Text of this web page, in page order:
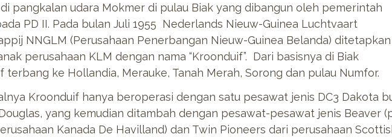
pangkalan udara Mokmer di pulau Biak yang dibangun oleh pemerintah
PD II. Pada bulan Juli 1955 Nederlands Nieuw-Guinea Luchtvaart
NNGLM (Perusahaan Penerbangan Nieuw-Guinea Belanda) ditetapkan
perusahaan KLM dengan nama “Kroonduif”. Dari basisnya di Biak
terbang ke Hollandia, Merauke, Tanah Merah, Sorong dan pulau Numfor.
Kroonduif hanya beroperasi dengan satu pesawat jenis DC3 Dakota
yang kemudian ditambah dengan pesawat-pesawat jenis Beaver
Kanada De Havilland) dan Twin Pioneers dari perusahaan